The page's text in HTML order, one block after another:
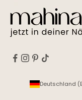
Deutschland